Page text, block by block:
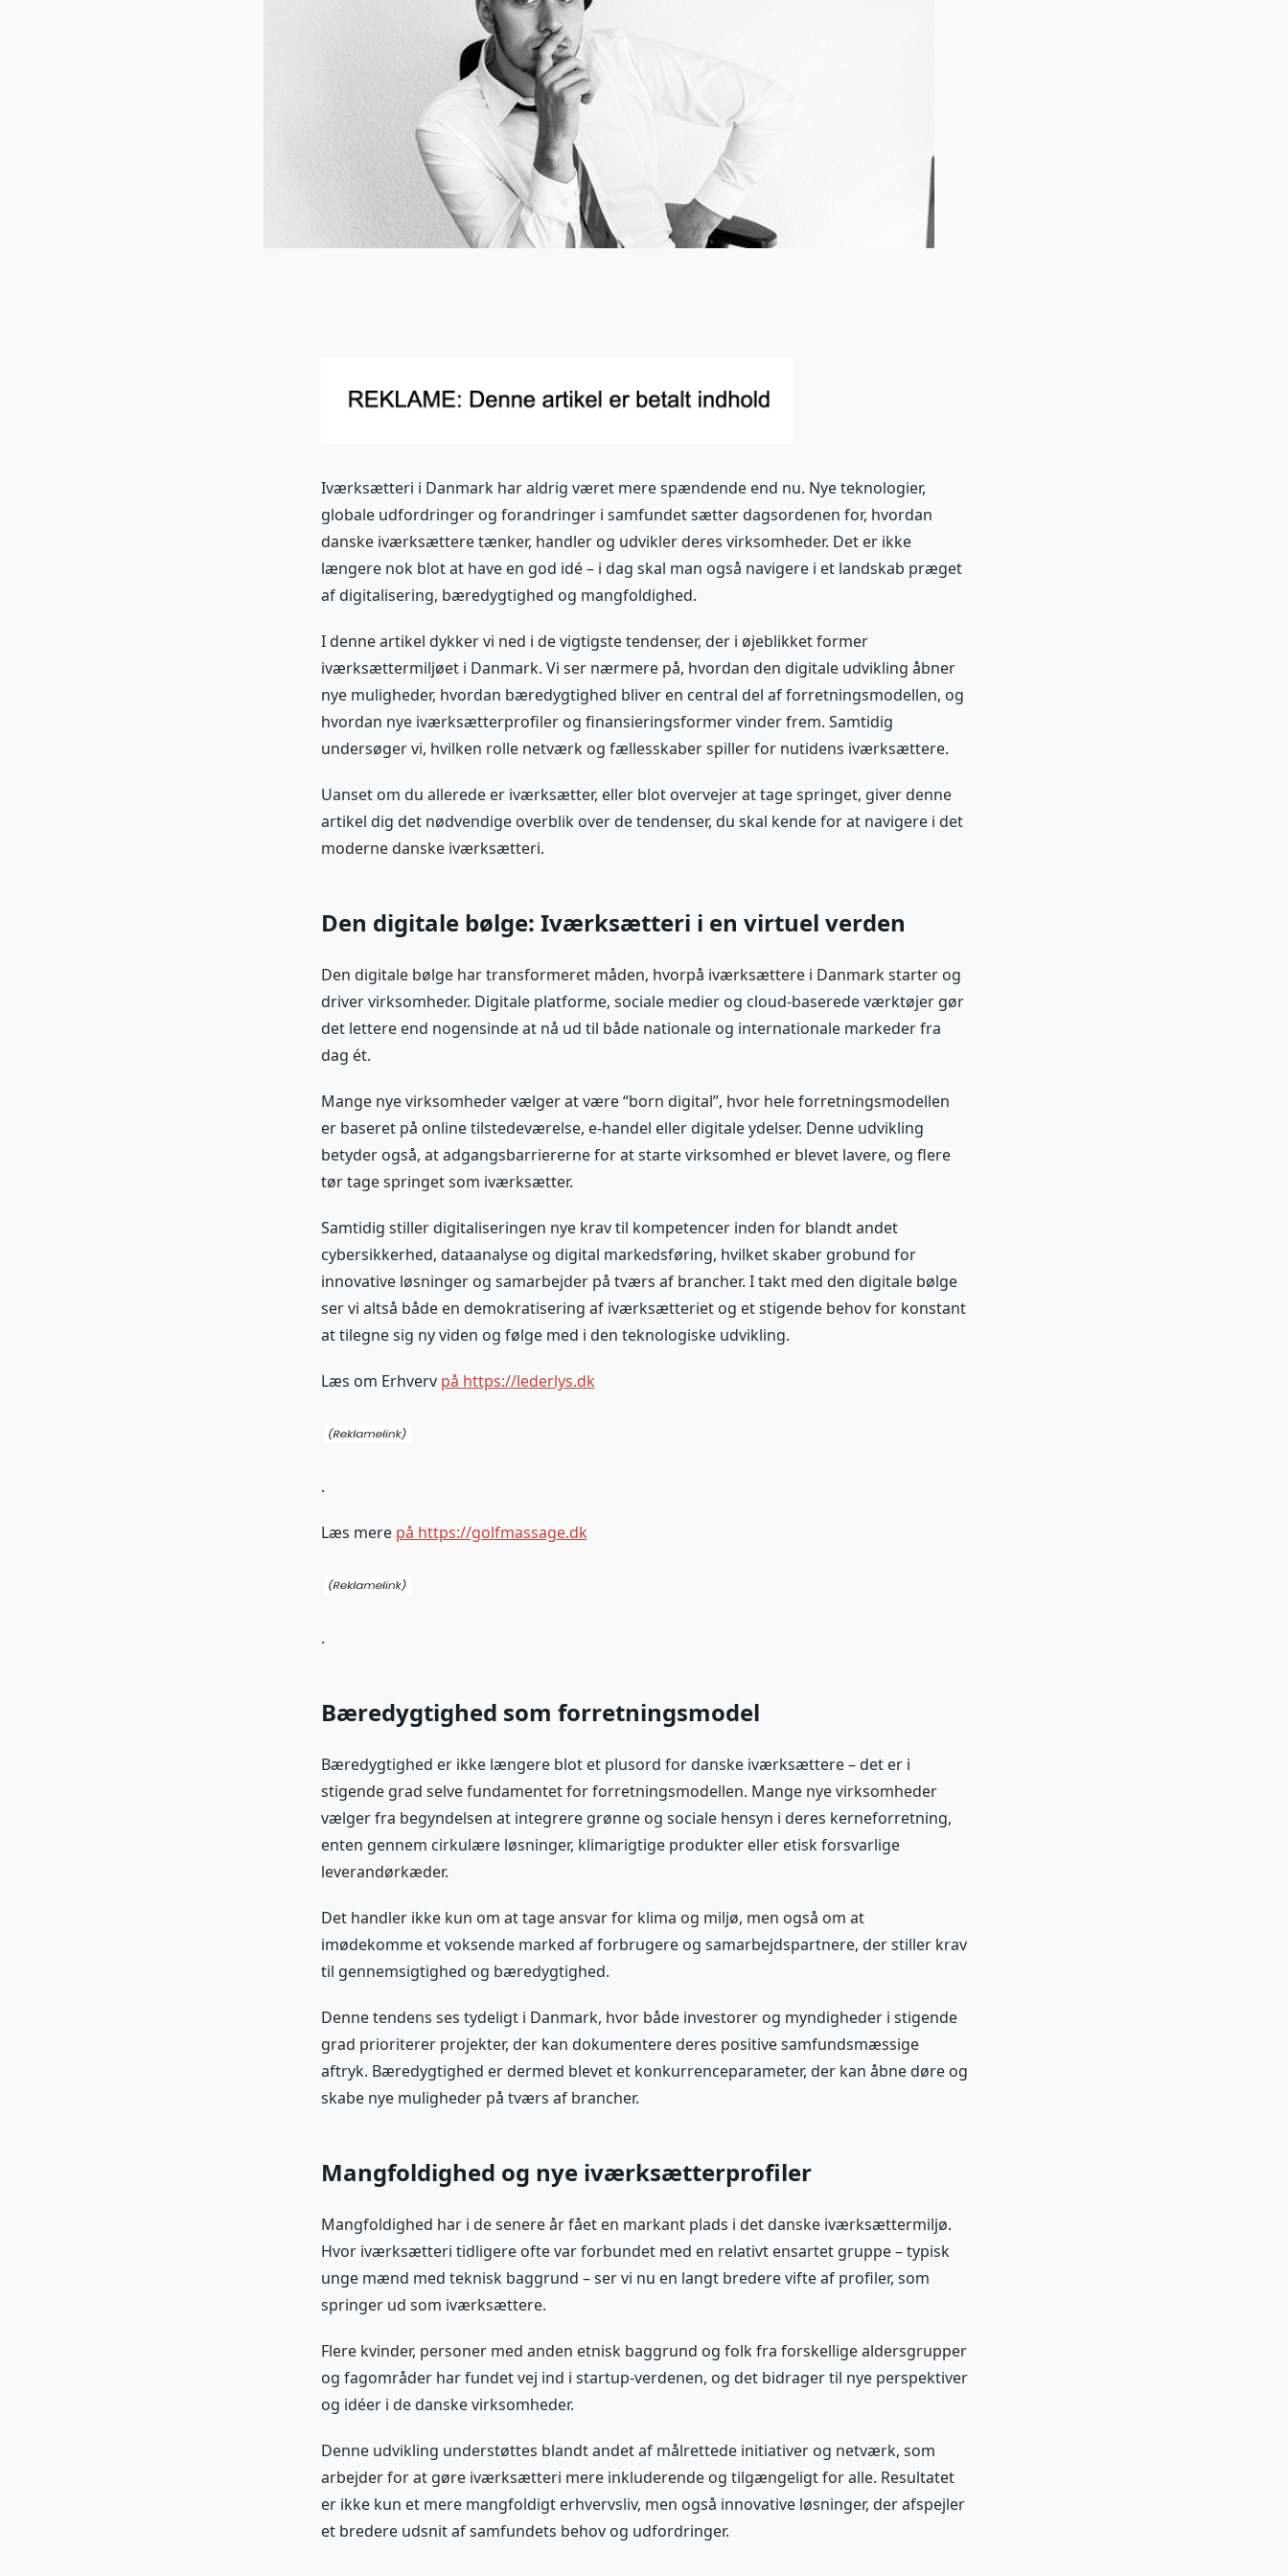
Iværksætteri i Danmark har aldrig været mere spændende end nu. Nye teknologier,
globale udfordringer og forandringer i samfundet sætter dagsordenen for, hvordan
danske iværksættere tænker, handler og udvikler deres virksomheder. Det er ikke
længere nok blot at have en god idé – i dag skal man også navigere i et landskab præget
af digitalisering, bæredygtighed og mangfoldighed.
I denne artikel dykker vi ned i de vigtigste tendenser, der i øjeblikket former
iværksættermiljøet i Danmark. Vi ser nærmere på, hvordan den digitale udvikling åbner
nye muligheder, hvordan bæredygtighed bliver en central del af forretningsmodellen, og
hvordan nye iværksætterprofiler og finansieringsformer vinder frem. Samtidig
undersøger vi, hvilken rolle netværk og fællesskaber spiller for nutidens iværksættere.
Uanset om du allerede er iværksætter, eller blot overvejer at tage springet, giver denne
artikel dig det nødvendige overblik over de tendenser, du skal kende for at navigere i det
moderne danske iværksætteri.
Den digitale bølge: Iværksætteri i en virtuel verden
Den digitale bølge har transformeret måden, hvorpå iværksættere i Danmark starter og
driver virksomheder. Digitale platforme, sociale medier og cloud-baserede værktøjer gør
det lettere end nogensinde at nå ud til både nationale og internationale markeder fra
dag ét.
Mange nye virksomheder vælger at være “born digital”, hvor hele forretningsmodellen
er baseret på online tilstedeværelse, e-handel eller digitale ydelser. Denne udvikling
betyder også, at adgangsbarriererne for at starte virksomhed er blevet lavere, og flere
tør tage springet som iværksætter.
Samtidig stiller digitaliseringen nye krav til kompetencer inden for blandt andet
cybersikkerhed, dataanalyse og digital markedsføring, hvilket skaber grobund for
innovative løsninger og samarbejder på tværs af brancher. I takt med den digitale bølge
ser vi altså både en demokratisering af iværksætteriet og et stigende behov for konstant
at tilegne sig ny viden og følge med i den teknologiske udvikling.
Læs om Erhverv på https://lederlys.dk
.
Læs mere på https://golfmassage.dk
.
Bæredygtighed som forretningsmodel
Bæredygtighed er ikke længere blot et plusord for danske iværksættere – det er i
stigende grad selve fundamentet for forretningsmodellen. Mange nye virksomheder
vælger fra begyndelsen at integrere grønne og sociale hensyn i deres kerneforretning,
enten gennem cirkulære løsninger, klimarigtige produkter eller etisk forsvarlige
leverandørkæder.
Det handler ikke kun om at tage ansvar for klima og miljø, men også om at
imødekomme et voksende marked af forbrugere og samarbejdspartnere, der stiller krav
til gennemsigtighed og bæredygtighed.
Denne tendens ses tydeligt i Danmark, hvor både investorer og myndigheder i stigende
grad prioriterer projekter, der kan dokumentere deres positive samfundsmæssige
aftryk. Bæredygtighed er dermed blevet et konkurrenceparameter, der kan åbne døre og
skabe nye muligheder på tværs af brancher.
Mangfoldighed og nye iværksætterprofiler
Mangfoldighed har i de senere år fået en markant plads i det danske iværksættermiljø.
Hvor iværksætteri tidligere ofte var forbundet med en relativt ensartet gruppe – typisk
unge mænd med teknisk baggrund – ser vi nu en langt bredere vifte af profiler, som
springer ud som iværksættere.
Flere kvinder, personer med anden etnisk baggrund og folk fra forskellige aldersgrupper
og fagområder har fundet vej ind i startup-verdenen, og det bidrager til nye perspektiver
og idéer i de danske virksomheder.
Denne udvikling understøttes blandt andet af målrettede initiativer og netværk, som
arbejder for at gøre iværksætteri mere inkluderende og tilgængeligt for alle. Resultatet
er ikke kun et mere mangfoldigt erhvervsliv, men også innovative løsninger, der afspejler
et bredere udsnit af samfundets behov og udfordringer.